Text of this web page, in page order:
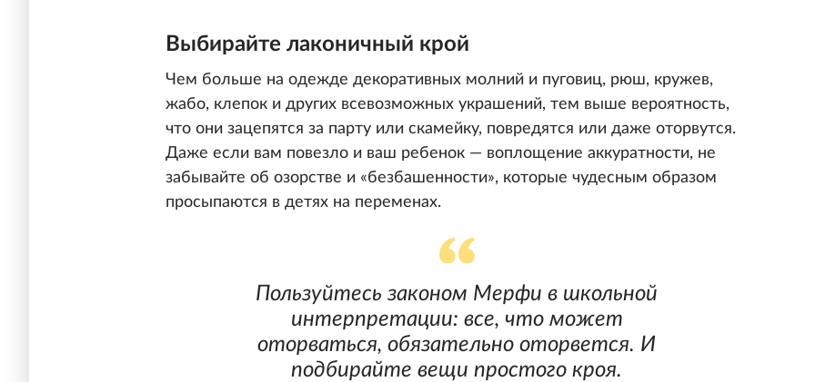
Выбирайте лаконичный крой
Чем больше на одежде декоративных молний и пуговиц, рюш, кружев,
жабо, клепок и других всевозможных украшений, тем выше вероятность,
что они зацепятся за парту или скамейку, повредятся или даже оторвутся.
Даже если вам повезло и ваш ребенок — воплощение аккуратности, не
забывайте об озорстве и «безбашенности», которые чудесным образом
просыпаются в детях на переменах.
Пользуйтесь законом Мерфи в школьной
интерпретации: все, что может
оторваться, обязательно оторвется. И
подбирайте вещи простого кроя.